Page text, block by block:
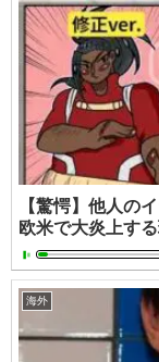
【驚愕】他人の
欧米で大炎上す
海外